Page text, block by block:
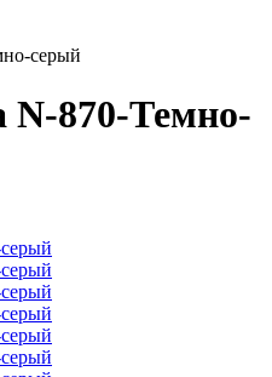
серый
N-870-Темно-